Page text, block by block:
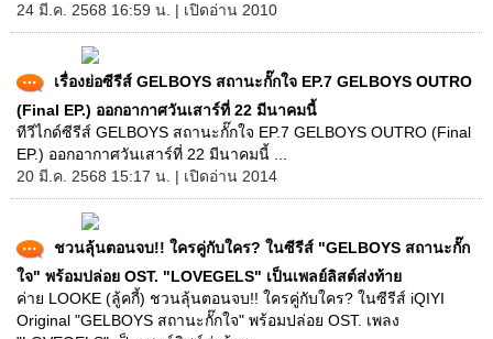
24 มี.ค. 2568 16:59 น. | เปิดอ่าน 2010
เรื่องย่อซีรีส์ GELBOYS สถานะกั๊กใจ EP.7 GELBOYS OUTRO
(Final EP.) ออกอากาศวันเสาร์ที่ 22 มีนาคมนี้
ทีวีไกด์ซีรีส์ GELBOYS สถานะกั๊กใจ EP.7 GELBOYS OUTRO (Final
EP.) ออกอากาศวันเสาร์ที่ 22 มีนาคมนี้ ...
20 มี.ค. 2568 15:17 น. | เปิดอ่าน 2014
ชวนลุ้นตอนจบ!! ใครคู่กับใคร? ในซีรีส์ "GELBOYS สถานะกั๊ก
ใจ" พร้อมปล่อย OST. "LOVEGELS" เป็นเพลย์ลิสต์ส่งท้าย
ค่าย LOOKE (ลู้คกี้) ชวนลุ้นตอนจบ!! ใครคู่กับใคร? ในซีรีส์ iQIYI
Original "GELBOYS สถานะกั๊กใจ" พร้อมปล่อย OST. เพลง